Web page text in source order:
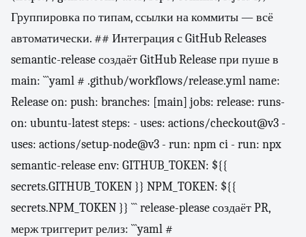
Группировка по типам, ссылки на коммиты — всё
автоматически. ## Интеграция с GitHub Releases
semantic-release создаёт GitHub Release при пуше в
main: ```yaml # .github/workflows/release.yml name:
Release on: push: branches: [main] jobs: release: runs-
on: ubuntu-latest steps: - uses: actions/checkout@v3 -
uses: actions/setup-node@v3 - run: npm ci - run: npx
semantic-release env: GITHUB_TOKEN: ${{
secrets.GITHUB_TOKEN }} NPM_TOKEN: ${{
secrets.NPM_TOKEN }} ``` release-please создаёт PR,
мерж триггерит релиз: ```yaml #